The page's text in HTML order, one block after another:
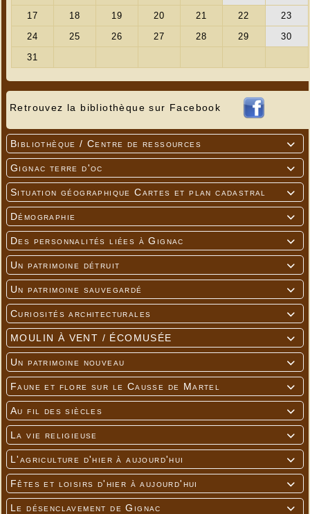
Retrouvez la bibliothèque sur Facebook

Bibliothèque / Centre de ressources

Gignac terre d'oc

Situation géographique Cartes et plan cadastral

Démographie

Des personnalités liées à Gignac

Un patrimoine détruit

Un patrimoine sauvegardé

Curiosités architecturales

MOULIN À VENT / ÉCOMUSÉE

Un patrimoine nouveau

Faune et flore sur le Causse de Martel

Au fil des siècles

La vie religieuse

L'agriculture d'hier à aujourd'hui

Fêtes et loisirs d'hier à aujourd'hui

Le désenclavement de Gignac